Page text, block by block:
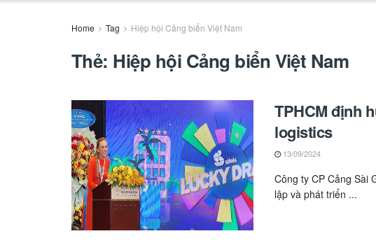
Home Tag Hiệp hội Cảng biển Việt Nam
Thẻ: Hiệp hội Cảng biển Việt Nam
TPHCM định
logistics
13/09/2024
Công ty CP Cảng Sài
lập và phát triển ...